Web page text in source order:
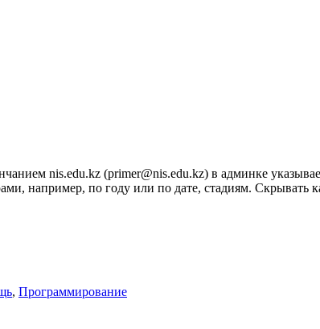
nis.edu.kz (primer@nis.edu.kz) в админке
например, по году или по дате, стадиям. Скрывать
, Программирование